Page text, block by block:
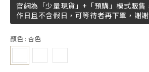
官網為「少量現貨」+「預購」模式販
作日且不含假日，可等待者再下單，謝
顏色 : 杏色